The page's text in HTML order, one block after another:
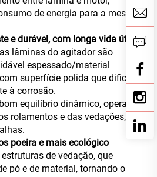
de energia para a mesma
e durável, com longa vida útil
lâminas do agitador são
espessado/material
superfície polida que dificulta
à corrosão.
equilíbrio dinâmico, operação
rolamentos e das vedações,
poeira e mais ecológico
de vedação, que
pó e de material, tornando o